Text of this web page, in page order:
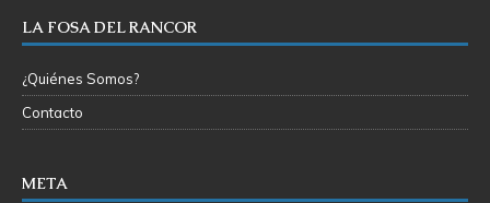
LA FOSA DEL RANCOR
¿Quiénes Somos?
Contacto
META